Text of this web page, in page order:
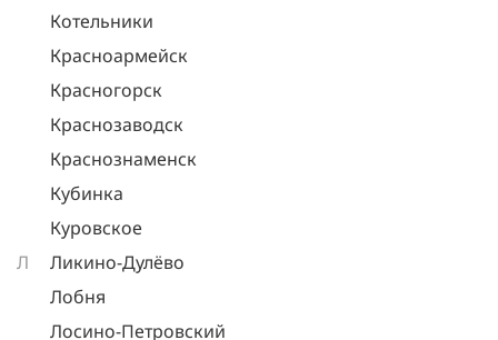
Котельники
Красноармейск
Красногорск
Краснозаводск
Краснознаменск
Кубинка
Куровское
Л
Ликино-Дулёво
Лобня
Лосино-Петровский